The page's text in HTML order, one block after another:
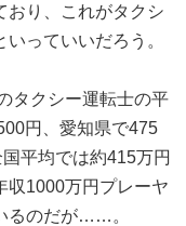
おり、これがタクシ
っていいだろう。
タクシー運転士の平
円、愛知県で475
平均では約415万円
収1000万円プレーヤ
るのだが……。